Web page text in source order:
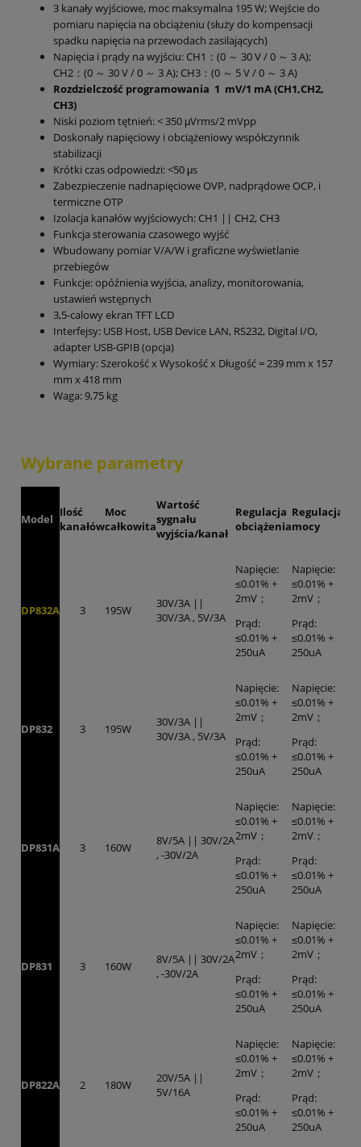
3 kanały wyjściowe, moc maksymalna 195 W; Wejście do
pomiaru napięcia na obciążeniu (służy do kompensacji
spadku napięcia na przewodach zasilających)
Napięcia i prądy na wyjściu: CH1：(0 ～ 30 V / 0 ～ 3 A);
CH2：(0 ～ 30 V / 0 ～ 3 A); CH3：(0 ～ 5 V / 0 ～ 3 A)
Rozdzielczość programowania 1 mV/1 mA(CH1,CH2,
CH3)
Niski poziom tętnień: < 350 μVrms/2 mVpp
Doskonały napięciowy i obciążeniowy współczynnik
stabilizacji
Krótki czas odpowiedzi: <50 μs
Zabezpieczenie nadnapięciowe OVP, nadprądowe OCP, i
termiczne OTP
Izolacja kanałów wyjściowych: CH1 || CH2, CH3
Funkcja sterowania czasowego wyjść
Wbudowany pomiar V/A/W i graficzne wyświetlanie
przebiegów
Funkcje: opóźnienia wyjścia, analizy, monitorowania,
ustawień wstępnych
3,5-calowy ekran TFT LCD
Interfejsy: USB Host, USB Device LAN, RS232, Digital I/O,
adapter USB-GPIB (opcja)
Wymiary: Szerokość x Wysokość x Długość = 239 mm x 157
mm x 418 mm
Waga: 9,75 kg
Wybrane parametry
Model Ilość
kanałów
Moc
całkowita
Wartość
sygnału
wyjścia/kanał
Regulacja
obciążenia
Regulacja
mocy
DP832A 3 195W
30V/3A ||
30V/3A , 5V/3A
Napięcie:
≤0.01% +
2mV；
Prąd:
≤0.01% +
250uA
Napięcie:
≤0.01% +
2mV；
Prąd:
≤0.01% +
250uA
DP832 3 195W
30V/3A ||
30V/3A , 5V/3A
Napięcie:
≤0.01% +
2mV；
Prąd:
≤0.01% +
250uA
Napięcie:
≤0.01% +
2mV；
Prąd:
≤0.01% +
250uA
DP831A 3 160W
8V/5A || 30V/2A
, -30V/2A
Napięcie:
≤0.01% +
2mV；
Prąd:
≤0.01% +
250uA
Napięcie:
≤0.01% +
2mV；
Prąd:
≤0.01% +
250uA
DP831 3 160W
8V/5A || 30V/2A
, -30V/2A
Napięcie:
≤0.01% +
2mV；
Prąd:
≤0.01% +
250uA
Napięcie:
≤0.01% +
2mV；
Prąd:
≤0.01% +
250uA
DP822A 2 180W
20V/5A ||
5V/16A
Napięcie:
≤0.01% +
2mV；
Prąd:
≤0.01% +
250uA
Napięcie:
≤0.01% +
2mV；
Prąd:
≤0.01% +
250uA